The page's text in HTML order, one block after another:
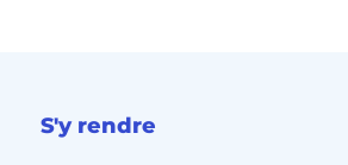
S'y rendre